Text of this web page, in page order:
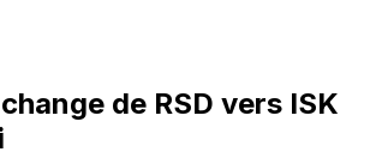
de RSD vers ISK